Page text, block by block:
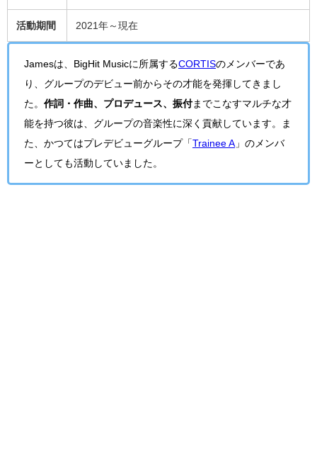
活動期間 2021年～現在
Jamesは、BigHit Musicに所属するCORTISのメンバーであ
り、グループのデビュー前からその才能を発揮してきまし
た。 作詞・作曲、プロデュース、振付までこなすマルチな才
能を持つ彼は、グループの音楽性に深く貢献しています。ま
た、かつてはプレデビューグループ「Trainee A 」のメンバ
ーとしても活動していました。